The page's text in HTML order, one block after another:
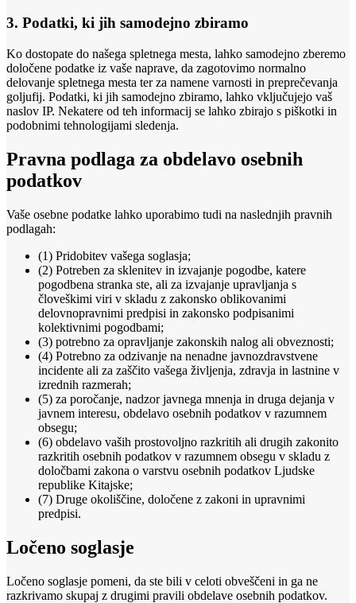
3. Podatki, ki jih samodejno zbiramo
Ko dostopate do našega spletnega mesta, lahko samodejno zberemo
določene podatke iz vaše naprave, da zagotovimo normalno
delovanje spletnega mesta ter za namene varnosti in preprečevanja
goljufij. Podatki, ki jih samodejno zbiramo, lahko vključujejo vaš
naslov IP. Nekatere od teh informacij se lahko zbirajo s piškotki in
podobnimi tehnologijami sledenja.
Pravna podlaga za obdelavo osebnih
podatkov
Vaše osebne podatke lahko uporabimo tudi na naslednjih pravnih
podlagah:
(1) Pridobitev vašega soglasja;
(2) Potreben za sklenitev in izvajanje pogodbe, katere
pogodbena stranka ste, ali za izvajanje upravljanja s
človeškimi viri v skladu z zakonsko oblikovanimi
delovnopravnimi predpisi in zakonsko podpisanimi
kolektivnimi pogodbami;
(3) potrebno za opravljanje zakonskih nalog ali obveznosti;
(4) Potrebno za odzivanje na nenadne javnozdravstvene
incidente ali za zaščito vašega življenja, zdravja in lastnine v
izrednih razmerah;
(5) za poročanje, nadzor javnega mnenja in druga dejanja v
javnem interesu, obdelavo osebnih podatkov v razumnem
obsegu;
(6) obdelavo vaših prostovoljno razkritih ali drugih zakonito
razkritih osebnih podatkov v razumnem obsegu v skladu z
določbami zakona o varstvu osebnih podatkov Ljudske
republike Kitajske;
(7) Druge okoliščine, določene z zakoni in upravnimi
predpisi.
Ločeno soglasje
Ločeno soglasje pomeni, da ste bili v celoti obveščeni in ga ne
razkrivamo skupaj z drugimi pravili obdelave osebnih podatkov.